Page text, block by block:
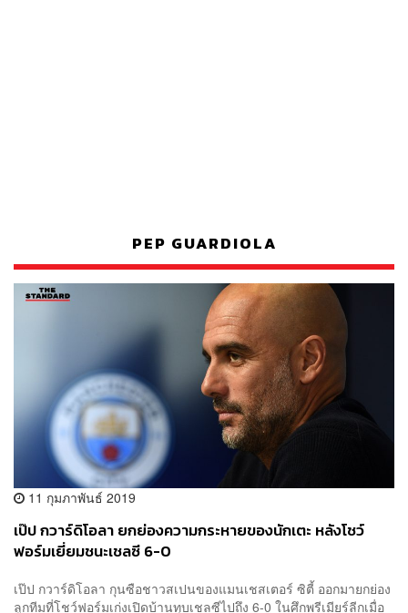
PEP GUARDIOLA
11 กุมภาพันธ์ 2019
เป๊ป กวาร์ดิโอลา ยกย่องความกระหายของนักเตะ หลังโชว์
ฟอร์มเยี่ยมชนะเชลซี 6-0
เป๊ป กวาร์ดิโอลา กุนซือชาวสเปนของแมนเชสเตอร์ ซิตี้ ออกมายกย่อง
ลูกทีมที่โชว์ฟอร์มเก่งเปิดบ้านทุบเชลซีไปถึง 6-0 ในศึกพรีเมียร์ลีกเมื่อ